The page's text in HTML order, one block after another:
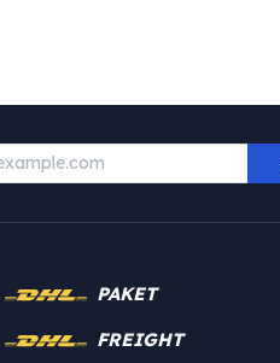
PAKET
FREIGHT